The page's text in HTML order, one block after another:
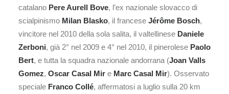
catalano Pere Aurell Bove, l’ex nazionale slovacco di
scialpinismo Milan Blasko, il francese Jérôme Bosch,
vincitore nel 2010 della sola salita, il valtellinese Daniele
Zerboni, già 2° nel 2009 e 4° nel 2010, il pinerolese Paolo
Bert, e tutta la squadra nazionale andorrana (Joan Valls
Gomez, Oscar Casal Mir e Marc Casal Mir). Osservato
speciale Franco Collé, affermatosi a luglio sulla 20 km